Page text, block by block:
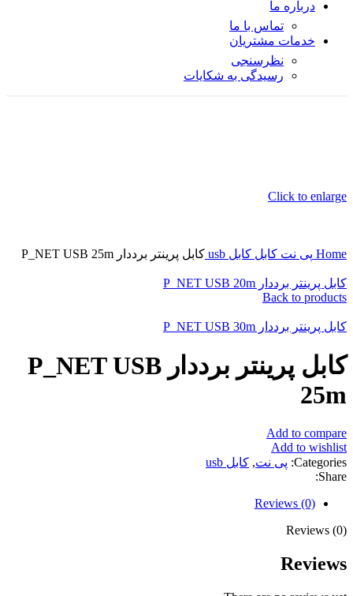
درباره ما
تماس با ما
خدمات مشتریان
نظرسنجی
رسیدگی به شکایات
Click to enlarge
Home پی نت کابل کابل usb کابل پرینتر برددار P_NET USB 25m
کابل پرینتر برددار P_NET USB 20m
Back to products
کابل پرینتر برددار P_NET USB 30m
کابل پرینتر برددار P_NET USB
25m
Add to compare
Add to wishlist
Categories: پی نت, کابل usb
Share:
Reviews (0)
Reviews (0)
Reviews